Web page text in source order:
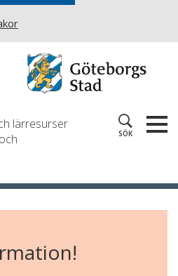
lärresurser
SÖK